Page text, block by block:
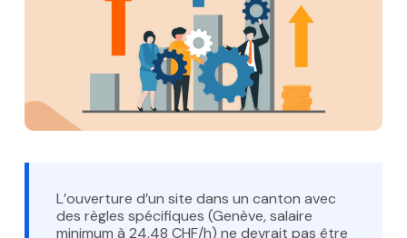
L’ouverture d’un site dans un canton avec
des règles spécifiques (Genève, salaire
minimum à 24,48 CHF/h) ne devrait pas être